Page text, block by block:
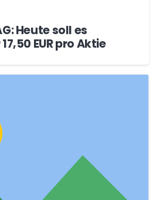
Heute soll es
EUR pro Aktie